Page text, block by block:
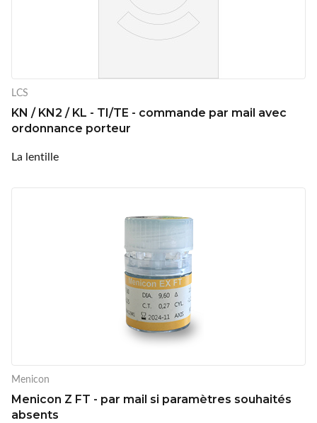
LCS
KN / KN2 / KL - TI/TE - commande par mail avec
ordonnance porteur
La lentille
Menicon
Menicon Z FT - par mail si paramètres souhaités
absents